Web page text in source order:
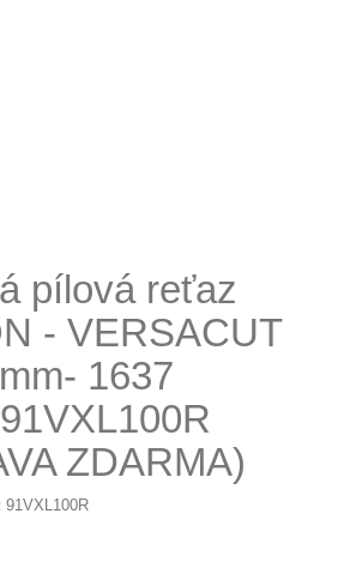
pílová reťaz
- VERSACUT
1637
ZDARMA)
91VXL100R